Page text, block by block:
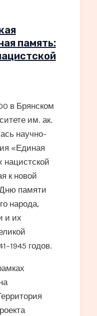
память:
в Брянском
им. ак.
научно-
«Единая
нацистской
к новой
памяти
народа,
и их
годов.